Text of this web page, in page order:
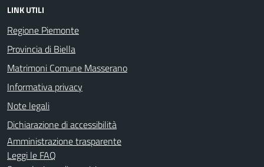
LINK UTILI
Regione Piemonte
Provincia di Biella
Matrimoni Comune Masserano
Informativa privacy
Note legali
Dichiarazione di accessibilità
Amministrazione trasparente
Leggi le FAQ